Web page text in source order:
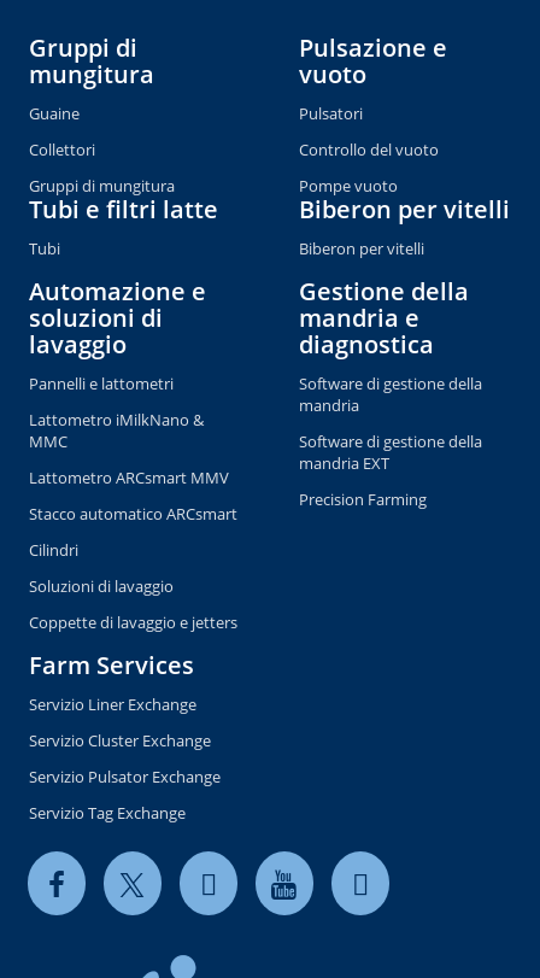
Gruppi di
mungitura
Guaine
Collettori
Gruppi di mungitura
Tubi e filtri latte
Tubi
Pulsazione e
vuoto
Pulsatori
Controllo del vuoto
Pompe vuoto
Biberon per vitelli
Biberon per vitelli
Automazione e
soluzioni di
lavaggio
Pannelli e lattometri
Lattometro iMilkNano &
MMC
Lattometro ARCsmart MMV
Stacco automatico ARCsmart
Cilindri
Soluzioni di lavaggio
Coppette di lavaggio e jetters
Gestione della
mandria e
diagnostica
Software di gestione della
mandria
Software di gestione della
mandria EXT
Precision Farming
Farm Services
Servizio Liner Exchange
Servizio Cluster Exchange
Servizio Pulsator Exchange
Servizio Tag Exchange